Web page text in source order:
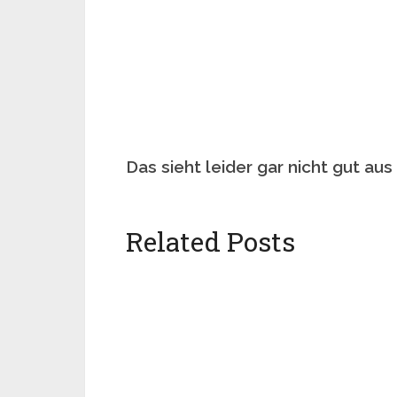
Das sieht leider gar nicht gut aus
Related Posts